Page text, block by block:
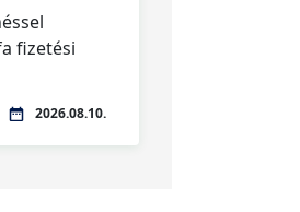
fizetési
2026.08.10.